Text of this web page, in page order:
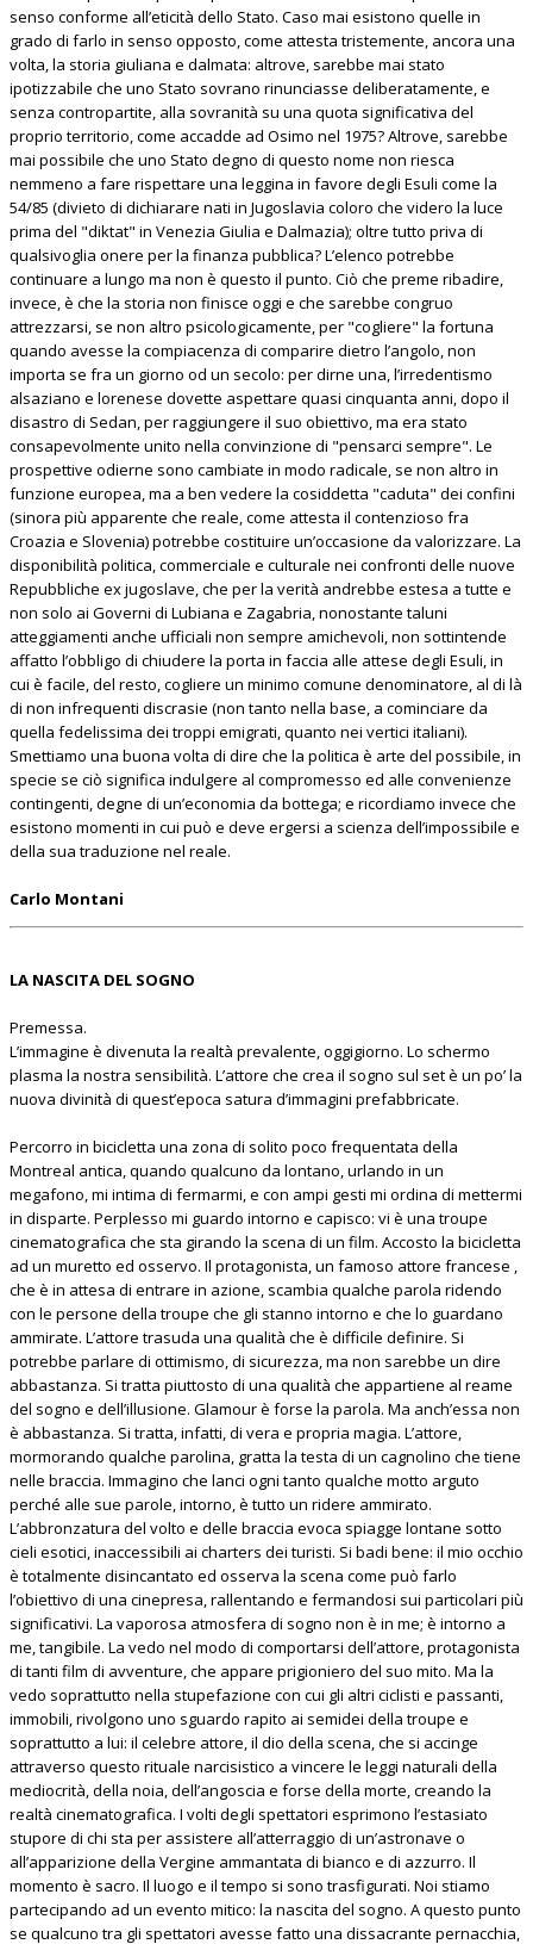
senso conforme all’eticità dello Stato. Caso mai esistono quelle in
grado di farlo in senso opposto, come attesta tristemente, ancora una
volta, la storia giuliana e dalmata: altrove, sarebbe mai stato
ipotizzabile che uno Stato sovrano rinunciasse deliberatamente, e
senza contropartite, alla sovranità su una quota significativa del
proprio territorio, come accadde ad Osimo nel 1975? Altrove, sarebbe
mai possibile che uno Stato degno di questo nome non riesca
nemmeno a fare rispettare una leggina in favore degli Esuli come la
54/85 (divieto di dichiarare nati in Jugoslavia coloro che videro la luce
prima del "diktat" in Venezia Giulia e Dalmazia); oltre tutto priva di
qualsivoglia onere per la finanza pubblica? L’elenco potrebbe
continuare a lungo ma non è questo il punto. Ciò che preme ribadire,
invece, è che la storia non finisce oggi e che sarebbe congruo
attrezzarsi, se non altro psicologicamente, per "cogliere" la fortuna
quando avesse la compiacenza di comparire dietro l’angolo, non
importa se fra un giorno od un secolo: per dirne una, l’irredentismo
alsaziano e lorenese dovette aspettare quasi cinquanta anni, dopo il
disastro di Sedan, per raggiungere il suo obiettivo, ma era stato
consapevolmente unito nella convinzione di "pensarci sempre". Le
prospettive odierne sono cambiate in modo radicale, se non altro in
funzione europea, ma a ben vedere la cosiddetta "caduta" dei confini
(sinora più apparente che reale, come attesta il contenzioso fra
Croazia e Slovenia) potrebbe costituire un’occasione da valorizzare. La
disponibilità politica, commerciale e culturale nei confronti delle nuove
Repubbliche ex jugoslave, che per la verità andrebbe estesa a tutte e
non solo ai Governi di Lubiana e Zagabria, nonostante taluni
atteggiamenti anche ufficiali non sempre amichevoli, non sottintende
affatto l’obbligo di chiudere la porta in faccia alle attese degli Esuli, in
cui è facile, del resto, cogliere un minimo comune denominatore, al di là
di non infrequenti discrasie (non tanto nella base, a cominciare da
quella fedelissima dei troppi emigrati, quanto nei vertici italiani).
Smettiamo una buona volta di dire che la politica è arte del possibile, in
specie se ciò significa indulgere al compromesso ed alle convenienze
contingenti, degne di un’economia da bottega; e ricordiamo invece che
esistono momenti in cui può e deve ergersi a scienza dell’impossibile e
della sua traduzione nel reale.
Carlo Montani
LA NASCITA DEL SOGNO
Premessa.
L’immagine è divenuta la realtà prevalente, oggigiorno. Lo schermo
plasma la nostra sensibilità. L’attore che crea il sogno sul set è un po’ la
nuova divinità di quest’epoca satura d’immagini prefabbricate.
Percorro in bicicletta una zona di solito poco frequentata della
Montreal antica, quando qualcuno da lontano, urlando in un
megafono, mi intima di fermarmi, e con ampi gesti mi ordina di mettermi
in disparte. Perplesso mi guardo intorno e capisco: vi è una troupe
cinematografica che sta girando la scena di un film. Accosto la bicicletta
ad un muretto ed osservo. Il protagonista, un famoso attore francese ,
che è in attesa di entrare in azione, scambia qualche parola ridendo
con le persone della troupe che gli stanno intorno e che lo guardano
ammirate. L’attore trasuda una qualità che è difficile definire. Si
potrebbe parlare di ottimismo, di sicurezza, ma non sarebbe un dire
abbastanza. Si tratta piuttosto di una qualità che appartiene al reame
del sogno e dell’illusione. Glamour è forse la parola. Ma anch’essa non
è abbastanza. Si tratta, infatti, di vera e propria magia. L’attore,
mormorando qualche parolina, gratta la testa di un cagnolino che tiene
nelle braccia. Immagino che lanci ogni tanto qualche motto arguto
perché alle sue parole, intorno, è tutto un ridere ammirato.
L’abbronzatura del volto e delle braccia evoca spiagge lontane sotto
cieli esotici, inaccessibili ai charters dei turisti. Si badi bene: il mio occhio
è totalmente disincantato ed osserva la scena come può farlo
l’obiettivo di una cinepresa, rallentando e fermandosi sui particolari più
significativi. La vaporosa atmosfera di sogno non è in me; è intorno a
me, tangibile. La vedo nel modo di comportarsi dell’attore, protagonista
di tanti film di avventure, che appare prigioniero del suo mito. Ma la
vedo soprattutto nella stupefazione con cui gli altri ciclisti e passanti,
immobili, rivolgono uno sguardo rapito ai semidei della troupe e
soprattutto a lui: il celebre attore, il dio della scena, che si accinge
attraverso questo rituale narcisistico a vincere le leggi naturali della
mediocrità, della noia, dell’angoscia e forse della morte, creando la
realtà cinematografica. I volti degli spettatori esprimono l’estasiato
stupore di chi sta per assistere all’atterraggio di un’astronave o
all’apparizione della Vergine ammantata di bianco e di azzurro. Il
momento è sacro. Il luogo e il tempo si sono trasfigurati. Noi stiamo
partecipando ad un evento mitico: la nascita del sogno. A questo punto
se qualcuno tra gli spettatori avesse fatto una dissacrante pernacchia,